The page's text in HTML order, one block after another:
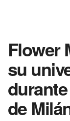
Flower
su
de